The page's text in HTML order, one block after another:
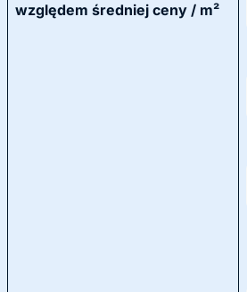
względem średniej ceny / m²